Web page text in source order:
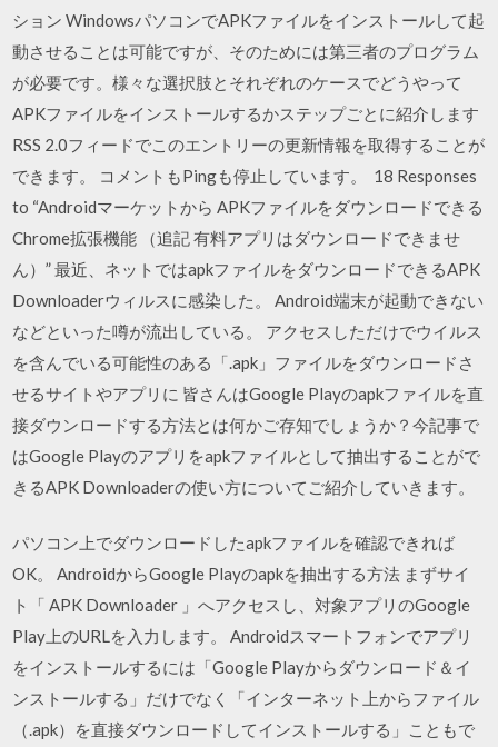
ション WindowsパソコンでAPKファイルをインストールして起
動させることは可能ですが、そのためには第三者のプログラム
が必要です。様々な選択肢とそれぞれのケースでどうやって
APKファイルをインストールするかステップごとに紹介します
RSS 2.0フィードでこのエントリーの更新情報を取得することが
できます。 コメントもPingも停止しています。 18 Responses
to “Androidマーケットから APKファイルをダウンロードできる
Chrome拡張機能 （追記 有料アプリはダウンロードできませ
ん）” 最近、ネットではapkファイルをダウンロードできるAPK
Downloaderウィルスに感染した。 Android端末が起動できない
などといった噂が流出している。 アクセスしただけでウイルス
を含んでいる可能性のある「.apk」ファイルをダウンロードさ
せるサイトやアプリに 皆さんはGoogle Playのapkファイルを直
接ダウンロードする方法とは何かご存知でしょうか？今記事で
はGoogle Playのアプリをapkファイルとして抽出することがで
きるAPK Downloaderの使い方についてご紹介していきます。
パソコン上でダウンロードしたapkファイルを確認できれば
OK。 AndroidからGoogle Playのapkを抽出する方法 まずサイ
ト「 APK Downloader 」へアクセスし、対象アプリのGoogle
Play上のURLを入力します。 Androidスマートフォンでアプリ
をインストールするには「Google Playからダウンロード＆イ
ンストールする」だけでなく「インターネット上からファイル
（.apk）を直接ダウンロードしてインストールする」こともで